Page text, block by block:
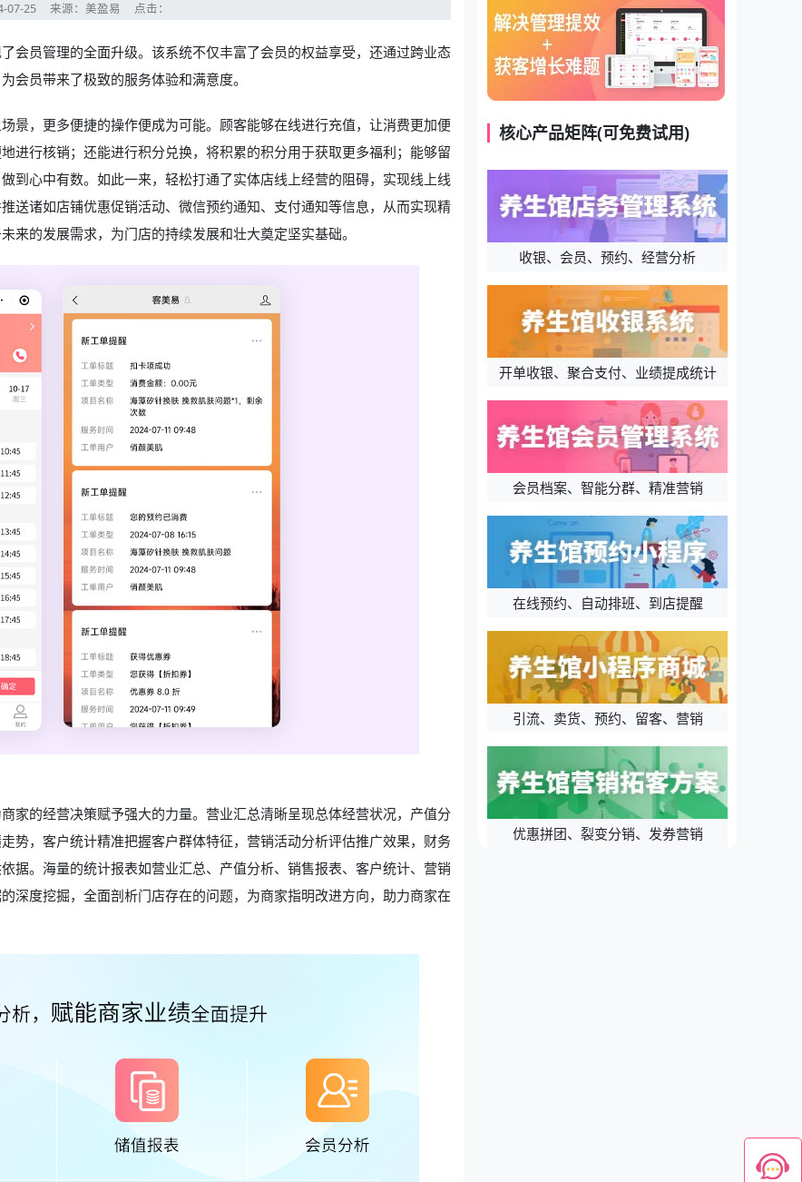
07-25 来源：美盈易 点击：
会员管理的全面升级。该系统不仅丰富了会员的权益享受，还通过跨业态
会员带来了极致的服务体验和满意度。
景，更多便捷的操作便成为可能。顾客能够在线进行充值，让消费更加便
进行核销；还能进行积分兑换，将积累的积分用于获取更多福利；能够留
到心中有数。如此一来，轻松打通了实体店线上经营的阻碍，实现线上线
送诸如店铺优惠促销活动、微信预约通知、支付通知等信息，从而实现精
来的发展需求，为门店的持续发展和壮大奠定坚实基础。
家的经营决策赋予强大的力量。营业汇总清晰呈现总体经营状况，产值分
势，客户统计精准把握客户群体特征，营销活动分析评估推广效果，财务
据。海量的统计报表如营业汇总、产值分析、销售报表、客户统计、营销
深度挖掘，全面剖析门店存在的问题，为商家指明改进方向，助力商家在
核心产品矩阵(可免费试用)
收银、会员、预约、经营分析
开单收银、聚合支付、业绩提成统计
会员档案、智能分群、精准营销
在线预约、自动排班、到店提醒
引流、卖货、预约、留客、营销
优惠拼团、裂变分销、发券营销